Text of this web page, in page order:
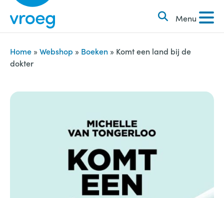
i
Menu
k
e
n
n
a
r
Home » Webshop » Boeken » Komt een land bij de
dokter